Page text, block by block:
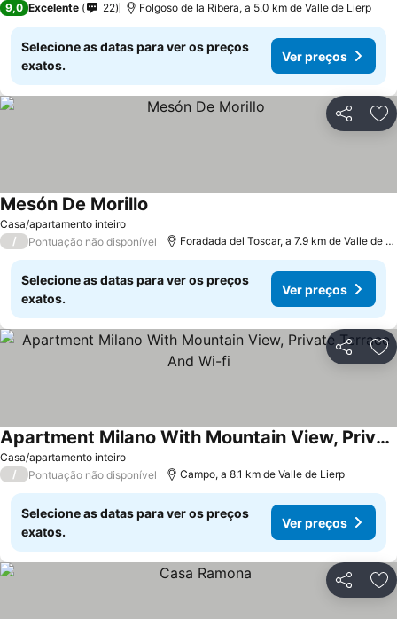
9,0 Excelente 22 Folgoso de la Ribera, a 5.0 km de Valle de Lierp
Selecione as datas para ver os preços
exatos.
Ver preços
Partilhar
Casa/apartamento inteiro
Mesón De Morillo
/ Pontuação não disponível Foradada del Toscar, a 7.9 km de Valle de Lierp
Selecione as datas para ver os preços
exatos.
Ver preços
Partilhar
Casa/apartamento inteiro
Apartment Milano With Mountain View, Private Terrace And Wi-fi
/ Pontuação não disponível Campo, a 8.1 km de Valle de Lierp
Selecione as datas para ver os preços
exatos.
Ver preços
Partilhar